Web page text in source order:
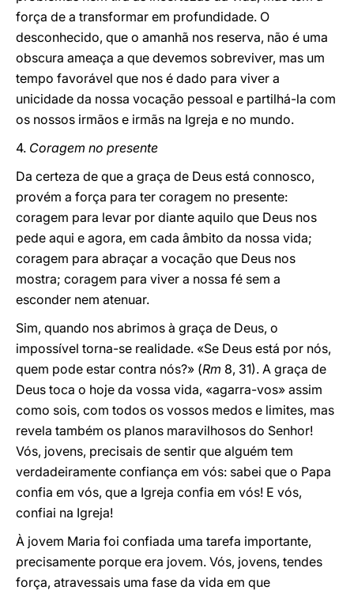
força de a transformar em profundidade. O
desconhecido, que o amanhã nos reserva, não é uma
obscura ameaça a que devemos sobreviver, mas um
tempo favorável que nos é dado para viver a
unicidade da nossa vocação pessoal e partilhá-la com
os nossos irmãos e irmãs na Igreja e no mundo.
4. Coragem no presente
Da certeza de que a graça de Deus está connosco,
provém a força para ter coragem no presente:
coragem para levar por diante aquilo que Deus nos
pede aqui e agora, em cada âmbito da nossa vida;
coragem para abraçar a vocação que Deus nos
mostra; coragem para viver a nossa fé sem a
esconder nem atenuar.
Sim, quando nos abrimos à graça de Deus, o
impossível torna-se realidade. «Se Deus está por nós,
quem pode estar contra nós?» (Rm 8, 31). A graça de
Deus toca o hoje da vossa vida, «agarra-vos» assim
como sois, com todos os vossos medos e limites, mas
revela também os planos maravilhosos do Senhor!
Vós, jovens, precisais de sentir que alguém tem
verdadeiramente confiança em vós: sabei que o Papa
confia em vós, que a Igreja confia em vós! E vós,
confiai na Igreja!
À jovem Maria foi confiada uma tarefa importante,
precisamente porque era jovem. Vós, jovens, tendes
força, atravessais uma fase da vida em que